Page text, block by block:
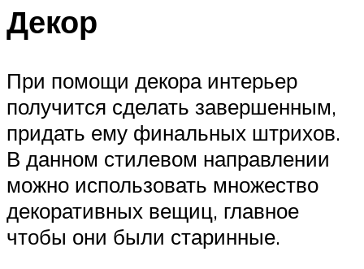
Декор
При помощи декора интерьер
получится сделать завершенным,
придать ему финальных штрихов.
В данном стилевом направлении
можно использовать множество
декоративных вещиц, главное
чтобы они были старинные.